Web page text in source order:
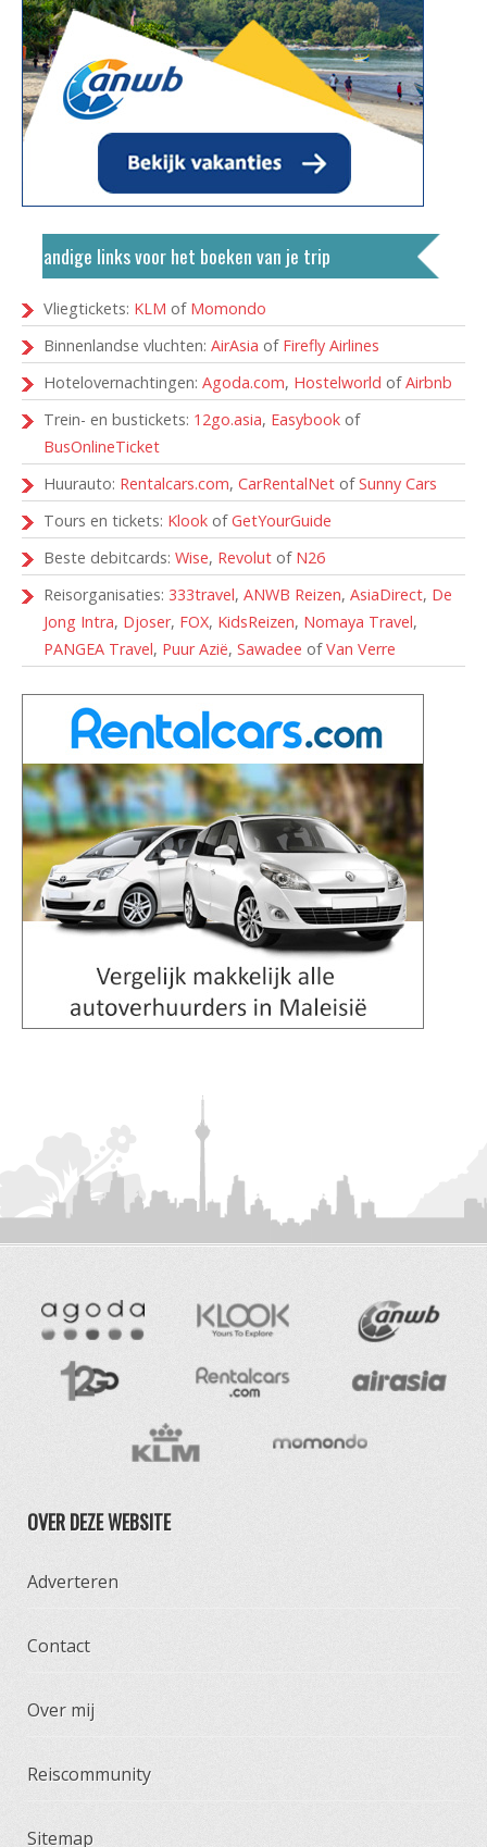
Handige links voor het boeken van je trip
Vliegtickets: KLM of Momondo
Binnenlandse vluchten: AirAsia of Firefly Airlines
Hotelovernachtingen: Agoda.com, Hostelworld ofAirbnb
Trein- en bustickets: 12go.asia, Easybook of
BusOnlineTicket
Huurauto: Rentalcars.com, CarRentalNet ofSunny Cars
Tours en tickets: Klook ofGetYourGuide
Beste debitcards: Wise, Revolut of N26
Reisorganisaties: 333travel, ANWB Reizen, AsiaDirect, De
Jong Intra, Djoser, FOX, KidsReizen, Nomaya Travel,
PANGEA Travel, Puur Azië, Sawadee ofVan Verre
OVER DEZE WEBSITE
Adverteren
Contact
Over mij
Reiscommunity
Sitemap